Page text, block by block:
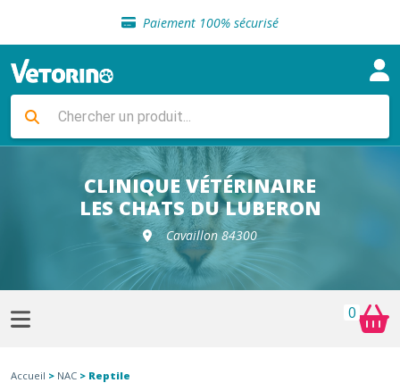
Paiement 100% sécurisé
Livraison gratuite en clinique vétérinaire
Sélection de croquettes vétérinaire
Livraison gratuite en clinique vétérinaire
Retour gratuit en clinique
Sélection de croquettes vétérinaire
CLINIQUE VÉTÉRINAIRE
LES CHATS DU LUBERON
Cavaillon 84300
0
Accueil > NAC > Reptile